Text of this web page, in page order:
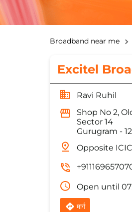
Broadband near me
Excitel
Ravi Ruhil
Shop No 2,
Sector 14
Gurugram -
Opposite
Open until
मार्ग